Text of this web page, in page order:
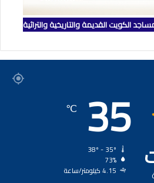
الكويت القديمة والتاريخية والتراثية
35
℃
73%
4.15 كيلومتر/ساعة